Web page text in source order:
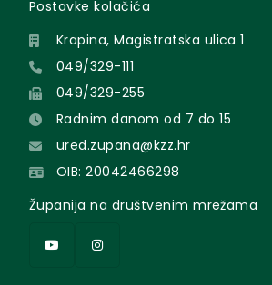
Postavke kolačića
Krapina, Magistratska ulica 1
049/329-111
049/329-255
Radnim danom od 7 do 15
ured.zupana@kzz.hr
OIB: 20042466298
Županija na društvenim mrežama